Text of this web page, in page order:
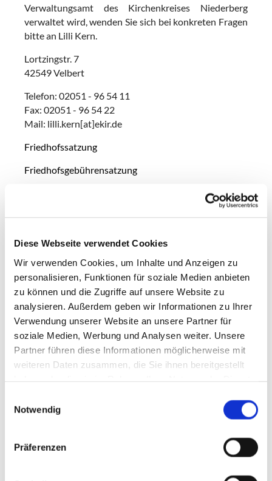
Diese Webseite verwendet Cookies
Wir verwenden Cookies, um Inhalte und Anzeigen zu
personalisieren, Funktionen für soziale Medien anbieten
zu können und die Zugriffe auf unsere Website zu
analysieren. Außerdem geben wir Informationen zu Ihrer
Verwendung unserer Website an unsere Partner für
soziale Medien, Werbung und Analysen weiter. Unsere
Partner führen diese Informationen möglicherweise mit
weiteren Daten zusammen, die Sie ihnen bereitgestellt
Notwendig
Präferenzen
Verwaltungsamt des Kirchenkreises Niederberg
verwaltet wird, wenden Sie sich bei konkreten Fragen
bitte an Lilli Kern.
Lortzingstr. 7
42549 Velbert
Telefon: 02051 - 96 54 11
Fax: 02051 - 96 54 22
Mail: lilli.kern[at]ekir.de
Friedhofssatzung
Friedhofsgebührensatzung
Friedhoefe-
Friedhofsgärtnerei
Für Anliegen zur Friedhofsgärtnerei steht Ihnen
Heinrich Mersch als Ansprechpartner zur Verfügung.
Alleestraße 3
42781 Haan
Telefon: 02129 6563
Fax: 02129 377139
Email: blumenhaus-mersch[at]t-online.de
mersch.de